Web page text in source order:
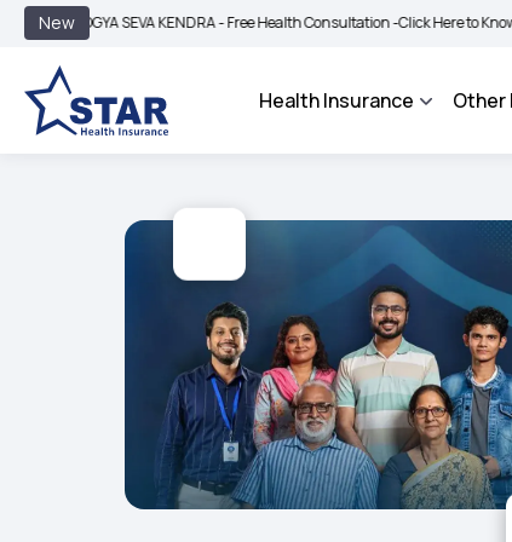
New
SEVA KENDRA - Free Health Consultation -Click Here to Know More |
Health Insurance Other